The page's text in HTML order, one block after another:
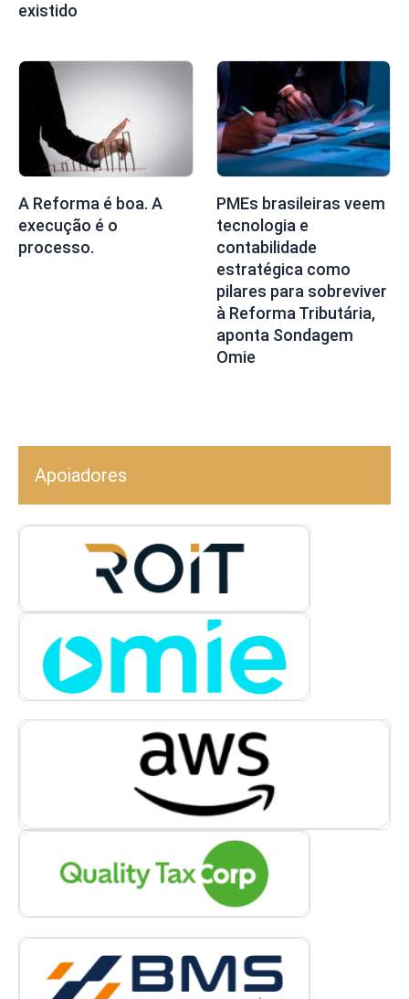
existido
A Reforma é boa. A
execução é o
processo.
PMEs brasileiras veem
tecnologia e
contabilidade
estratégica como
pilares para sobreviver
à Reforma Tributária,
aponta Sondagem
Omie
Apoiadores